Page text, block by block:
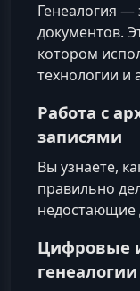
Генеалогия —
документов.
котором
технологии и
Работа с
записями
Вы узнаете,
правильно
недостающие
Цифровые
генеалогии